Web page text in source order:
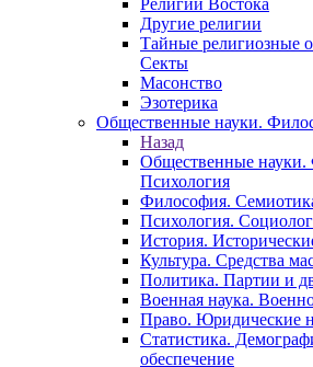
Религии Востока
Другие религии
Тайные религиозные
Секты
Масонство
Эзотерика
Общественные науки.
Назад
Общественные науки.
Психология
Философия.
Психология.
История.
Культура. Средства
Политика. Партии и
Военная наука.
Право. Юридические
Статистика.
обеспечение